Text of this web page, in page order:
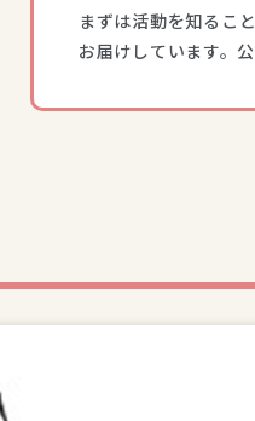
まずは活動を知るこ
お届けしています。